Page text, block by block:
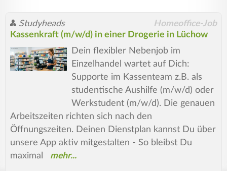
Studyheads Homeoffice-Job
Kassenkraft (m/w/d) in einer Drogerie in Lüchow
Dein flexibler Nebenjob im
Einzelhandel wartet auf Dich:
Supporte im Kassenteam z.B. als
studentische Aushilfe (m/w/d) oder
Werkstudent (m/w/d). Die genauen
Arbeitszeiten richten sich nach den
Öffnungszeiten. Deinen Dienstplan kannst Du über
unsere App aktiv mitgestalten - So bleibst Du
maximal